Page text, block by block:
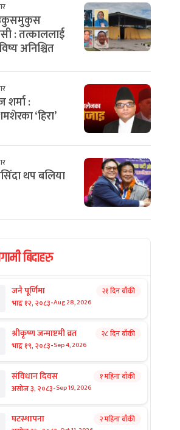
: तत्काललाई
अनिश्चित
शर्मा :
‘हिरा’
थप बलिया
बिदाहरु
जनै पूर्णिमा
भाद्र १२, २०८३-Aug 28, 2026
२१ दिन बाँकी
श्रीकृष्ण जन्माष्टमी व्रत
भाद्र १९, २०८३-Sep 4, 2026
२८ दिन बाँकी
संविधान दिवस
असोज ३, २०८३-Sep 19, 2026
१ महिना बाँकी
घटस्थापना २ महिना बाँकी